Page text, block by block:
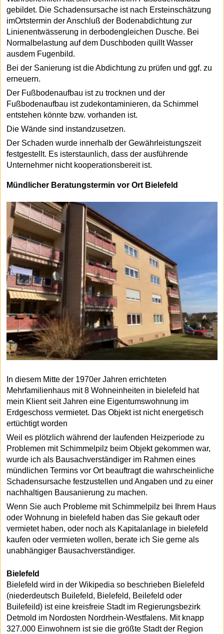
gebildet. Die Schadensursache ist nach Ersteinschätzung
imOrtstermin der Anschluß der Bodenabdichtung zur
Linienentwässerung in derbodengleichen Dusche. Bei
Normalbelastung auf dem Duschboden quillt Wasser
ausdem Fugenbild.
Bei der Sanierung ist die Abdichtung zu prüfen und ggf. zu
erneuern.
Der Fußbodenaufbau ist zu trocknen und der
Fußbodenaufbau ist zudekontaminieren, da Schimmel
entstehen könnte bzw. vorhanden ist.
Die Wände sind instandzusetzen.
Der Schaden wurde innerhalb der Gewährleistungszeit
festgestellt. Es isterstaunlich, dass der ausführende
Unternehmer nicht kooperationsbereit ist.
Mündlicher Beratungstermin vor Ort Bielefeld
In diesem Mitte der 1970er Jahren errichteten
Mehrfamilienhaus mit 8 Wohneinheiten in bielefeld hat
mein Klient seit Jahren eine Eigentumswohnung im
Erdgeschoss vermietet. Das Objekt ist nicht energetisch
ertüchtigt worden
Weil es plötzlich während der laufenden Heizperiode zu
Problemen mit Schimmelpilz beim Objekt gekommen war,
wurde ich als Bausachverständiger im Rahmen eines
mündlichen Termins vor Ort beauftragt die wahrscheinliche
Schadensursache festzustellen und Angaben und zu einer
nachhaltigen Bausanierung zu machen.
Wenn Sie auch Probleme mit Schimmelpilz bei Ihrem Haus
oder Wohnung in bielefeld haben das Sie gekauft oder
vermietet haben, oder noch als Kapitalanlage in bielefeld
kaufen oder vermieten wollen, berate ich Sie gerne als
unabhängiger Bausachverständiger.
Bielefeld
Bielefeld wird in der Wikipedia so beschrieben Bielefeld
(niederdeutsch Builefeld, Bielefeld, Beilefeld oder
Builefeild) ist eine kreisfreie Stadt im Regierungsbezirk
Detmold im Nordosten Nordrhein-Westfalens. Mit knapp
327.000 Einwohnern ist sie die größte Stadt der Region